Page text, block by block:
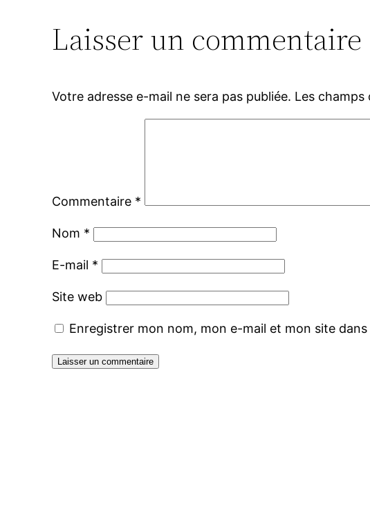
Laisser un commentaire
Votre adresse e-mail ne sera pas publiée. Les champs
Commentaire *
Nom *
E-mail *
Site web
Enregistrer mon nom, mon e-mail et mon site